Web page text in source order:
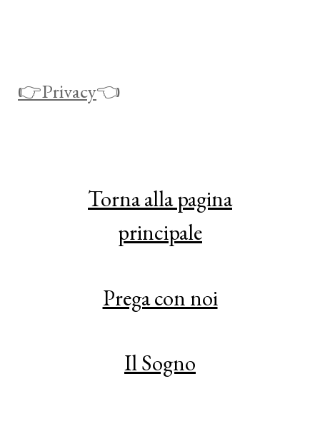
👉Privacy👈
Torna alla pagina
principale
Prega con noi
Il Sogno